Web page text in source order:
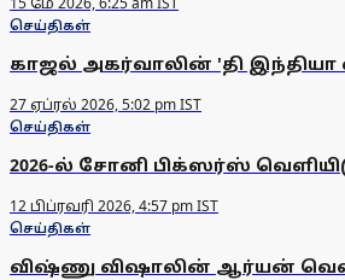
செய்திகள்
காஜல் அகர்வாலின் 'தி இந்தியா
27 ஏப்ரல் 2026, 5:02 pm IST
செய்திகள்
2026-ல் சோனி பிக்ஸர்ஸ்
12 பிப்ரவரி 2026, 4:57 pm IST
செய்திகள்
விஷ்ணு விஷாலின் ஆர்யன்